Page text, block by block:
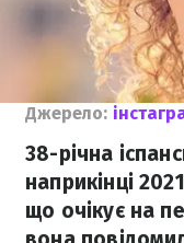
Джерело:
38-річна
наприкінці
що очікує на